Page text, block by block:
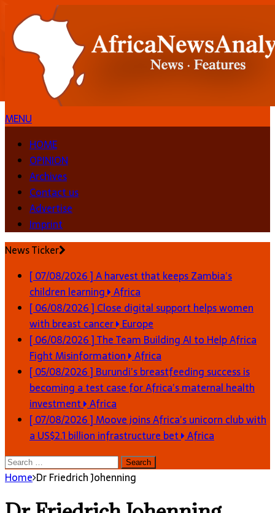
MENU
HOME
OPINION
Archives
Contact us
Advertise
Imprint
News Ticker
[ 07/08/2026 ]A harvest that keeps Zambia’s
children learning Africa
[ 06/08/2026 ] Close digital support helps women
with breast cancer Europe
[ 06/08/2026 ]The Team Building AI to Help Africa
Fight Misinformation Africa
[ 05/08/2026 ] Burundi’s breastfeeding success is
becoming a test case for Africa’s maternal health
investment Africa
[ 07/08/2026 ]Moove joins Africa’s unicorn club with
a US$2.1 billion infrastructure bet Africa
Search
for:
Home Dr Friedrich Johenning